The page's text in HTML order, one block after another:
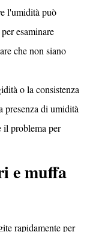
l'umidità può
esaminare
che non siano
o la consistenza
presenza di umidità
il problema per
e muffa
rapidamente per